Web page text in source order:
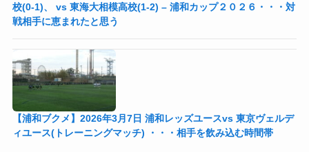
校(0-1)、 vs 東海大相模高校(1-2) – 浦和カップ２０２６・・・対
戦相手に恵まれたと思う
【浦和ブクメ】2026年3月7日 浦和レッズユースvs 東京ヴェルデ
ィユース(トレーニングマッチ) ・・・相手を飲み込む時間帯